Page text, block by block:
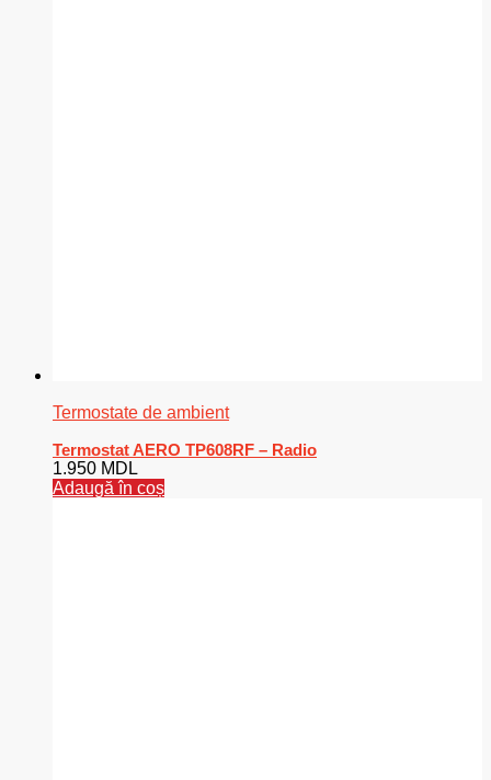
Termostate de ambient
Termostat AERO TP608RF – Radio
1.950 MDL
Adaugă în coș